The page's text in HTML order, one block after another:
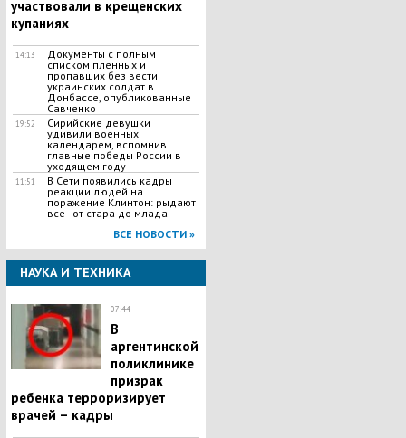
участвовали в крещенских
купаниях
14:13
Документы с полным
списком пленных и
пропавших без вести
украинских солдат в
Донбассе, опубликованные
Савченко
19:52
Сирийские девушки
удивили военных
календарем, вспомнив
главные победы России в
уходящем году
11:51
В Сети появились кадры
реакции людей на
поражение Клинтон: рыдают
все - от стара до млада
ВСЕ НОВОСТИ »
НАУКА И ТЕХНИКА
07:44
В
аргентинской
поликлинике
призрак
ребенка терроризирует
врачей – кадры